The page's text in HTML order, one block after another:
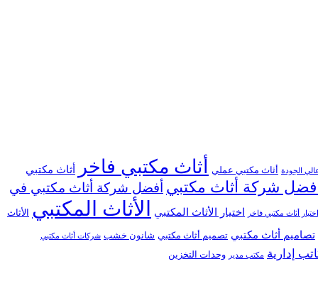
الجودة أثاث مكتبي عملي أثاث مكتبي فاخر
أثاث مكتبي
شركة أثاث مكتبي أفضل شركة أثاث مكتبي في
اختيار أثاث مكتبي فاخر اختيار الأثاث المكتبي الأثاث المكتبي الأثاث
تصاميم أثاث مكتبي تصميم أثاث مكتبي شانون خشب شركات أثاث مكتبي
إدارية مكتب مدير وحدات التخزين